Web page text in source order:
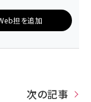
担を追加
次の記事